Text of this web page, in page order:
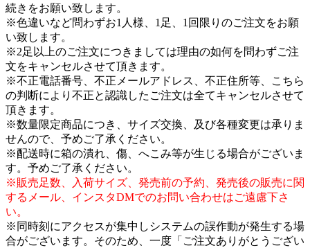
続きをお願い致します。
※色違いなど問わずお1人様、1足、1回限りのご注文をお願
い致します。
※2足以上のご注文につきましては理由の如何を問わずご注
文をキャンセルさせて頂きます。
※不正電話番号、不正メールアドレス、不正住所等、こちら
の判断により不正と認識したご注文は全てキャンセルさせて
頂きます。
※数量限定商品につき、サイズ交換、及び各種変更は承りま
せんので、予めご了承ください。
※配送時に箱の潰れ、傷、へこみ等が生じる場合がございま
す。予めご了承ください。
※販売足数、入荷サイズ、発売前の予約、発売後の販売に関
するメール、インスタDMでのお問い合わせはご遠慮下さ
い。
※同時刻にアクセスが集中しシステムの誤作動が発生する場
合がございます。そのため、一度「ご注文ありがとうござい